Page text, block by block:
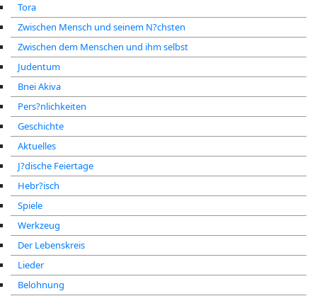
Tora
Zwischen Mensch und seinem N?chsten
Zwischen dem Menschen und ihm selbst
Judentum
Bnei Akiva
Pers?nlichkeiten
Geschichte
Aktuelles
J?dische Feiertage
Hebr?isch
Spiele
Werkzeug
Der Lebenskreis
Lieder
Belohnung